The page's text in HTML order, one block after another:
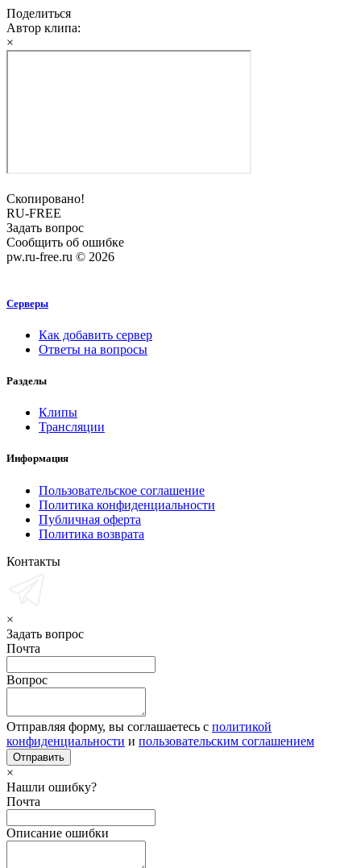
Поделиться
Автор клипа:
×
Скопировано!
RU-FREE
Задать вопрос
Сообщить об ошибке
pw.ru-free.ru © 2026
Серверы
Как добавить сервер
Ответы на вопросы
Разделы
Клипы
Трансляции
Информация
Пользовательское соглашение
Политика конфиденциальности
Публичная оферта
Политика возврата
Контакты
×
Задать вопрос
Почта
Вопрос
Отправляя форму, вы соглашаетесь с политикой
конфиденциальности и пользовательским соглашением
×
Нашли ошибку?
Почта
Описание ошибки